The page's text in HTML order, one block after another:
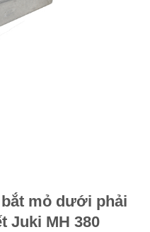
bắt mỏ dưới phải
Juki MH 380